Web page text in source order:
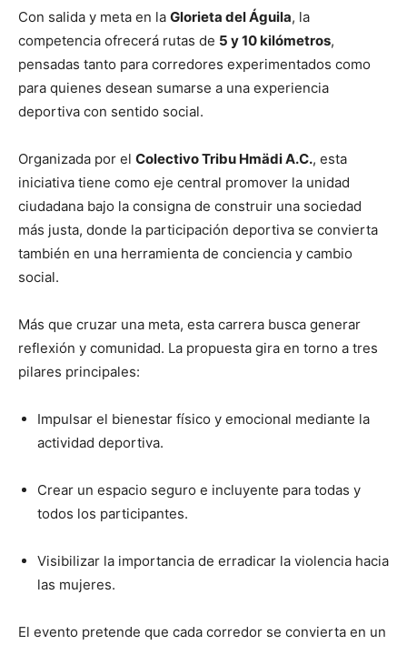
Con salida y meta en la Glorieta del Águila, la
competencia ofrecerá rutas de 5 y 10 kilómetros,
pensadas tanto para corredores experimentados como
para quienes desean sumarse a una experiencia
deportiva con sentido social.
Organizada por el Colectivo Tribu Hmädi A.C., esta
iniciativa tiene como eje central promover la unidad
ciudadana bajo la consigna de construir una sociedad
más justa, donde la participación deportiva se convierta
también en una herramienta de conciencia y cambio
social.
Más que cruzar una meta, esta carrera busca generar
reflexión y comunidad. La propuesta gira en torno a tres
pilares principales:
Impulsar el bienestar físico y emocional mediante la
actividad deportiva.
Crear un espacio seguro e incluyente para todas y
todos los participantes.
Visibilizar la importancia de erradicar la violencia hacia
las mujeres.
El evento pretende que cada corredor se convierta en un